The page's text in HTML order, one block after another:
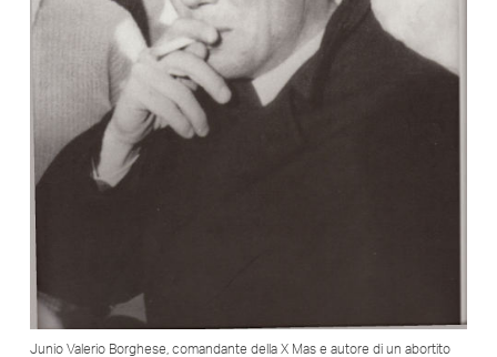
Junio Valerio Borghese, comandante della X Mas e autore di un abortito